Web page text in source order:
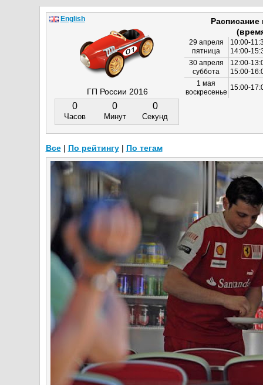
ГП России 2016
0
Часов
0
Минут
0
Секунд
29 апреля
пятница
10:00-
14:00-
30 апреля
суббота
12:00-
15:00-
1 мая
воскресенье
15:00-
English
Все| По рейтингу| По тегам